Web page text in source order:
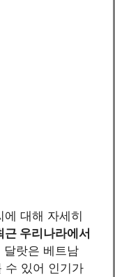
에 대해 자세히
근 우리나라에서
달랏은 베트남
수 있어 인기가